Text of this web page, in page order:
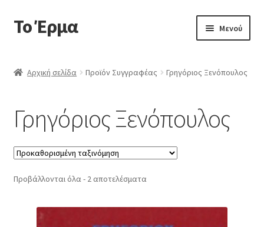
Απευθείας
μετάβαση
πλοήγηση
Μετάβαση
σε
Το Έρμα Μενού
Κατηγορίες Βιβλίων
Συχνές Ερωτήσεις
Επικοινωνία
Αρχική σελίδα Προϊόν Συγγραφέας Γρηγόριος Ξενόπουλος
Γρηγόριος Ξενόπουλος
Προβάλλονται όλα - 2 αποτελέσματα